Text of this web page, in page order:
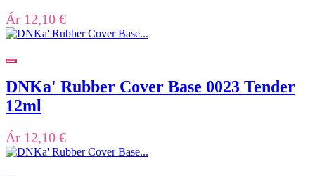
Ár 12,10 €
DNKa' Rubber Cover Base 0023 Tender
12ml
Ár 12,10 €